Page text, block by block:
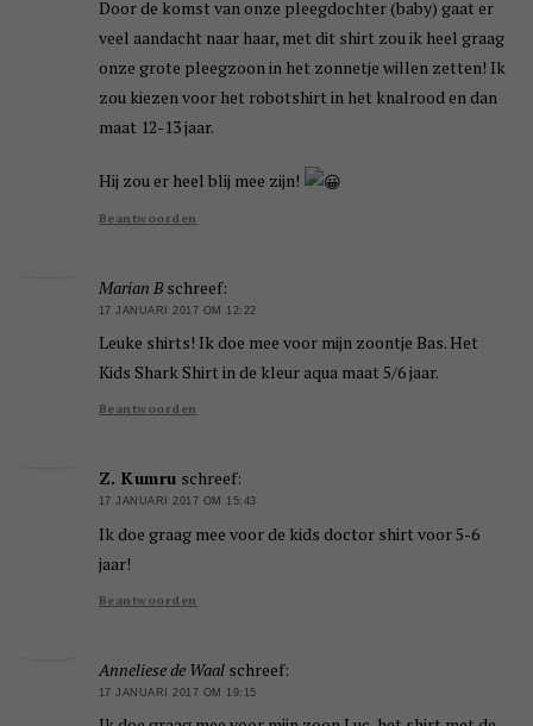
Door de komst van onze pleegdochter (baby) gaat er
veel aandacht naar haar, met dit shirt zou ik heel graag
onze grote pleegzoon in het zonnetje willen zetten! Ik
zou kiezen voor het robotshirt in het knalrood en dan
maat 12-13 jaar.
Hij zou er heel blij mee zijn!
Beantwoorden
Marian B schreef:
17 JANUARI 2017 OM 12:22
Leuke shirts! Ik doe mee voor mijn zoontje Bas. Het
Kids Shark Shirt in de kleur aqua maat 5/6 jaar.
Beantwoorden
Z. Kumru schreef:
17 JANUARI 2017 OM 15:43
Ik doe graag mee voor de kids doctor shirt voor 5-6
jaar!
Beantwoorden
Anneliese de Waal schreef:
17 JANUARI 2017 OM 19:15